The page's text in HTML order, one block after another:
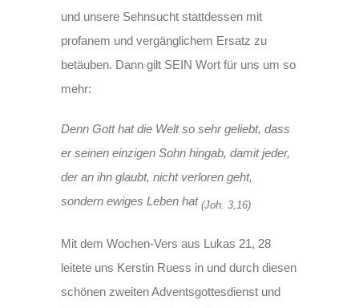
und unsere Sehnsucht stattdessen mit
profanem und vergänglichem Ersatz zu
betäuben. Dann gilt SEIN Wort für uns um so
mehr:
Denn Gott hat die Welt so sehr geliebt, dass
er seinen einzigen Sohn hingab, damit jeder,
der an ihn glaubt, nicht verloren geht,
sondern ewiges Leben hat (Joh. 3,16)
Mit dem Wochen-Vers aus Lukas 21, 28
leitete uns Kerstin Ruess in und durch diesen
schönen zweiten Adventsgottesdienst und